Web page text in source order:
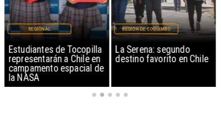
Estudiantes de Tocopilla
representarán a Chile en
campamento espacial de
la NASA
REGIONAL
La Serena: segundo
destino favorito en Chile
REGIÓN DE COQUIMBO